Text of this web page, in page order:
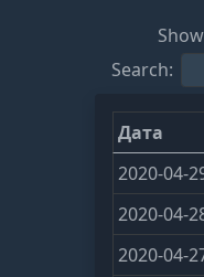
Show
Search:
Дата
2020-04-
2020-04-
2020-04-